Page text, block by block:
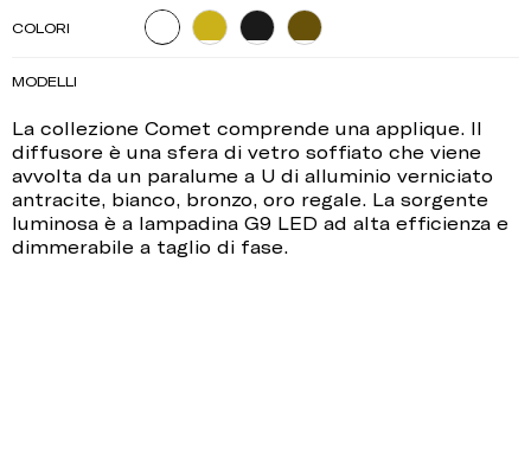
La collezione Comet comprende una applique. Il
diffusore è una sfera di vetro soffiato che viene
avvolta da un paralume a U di alluminio verniciato
antracite, bianco, bronzo, oro regale. La sorgente
luminosa è a lampadina G9 LED ad alta efficienza e
dimmerabile a taglio di fase.
COLORI
MODELLI